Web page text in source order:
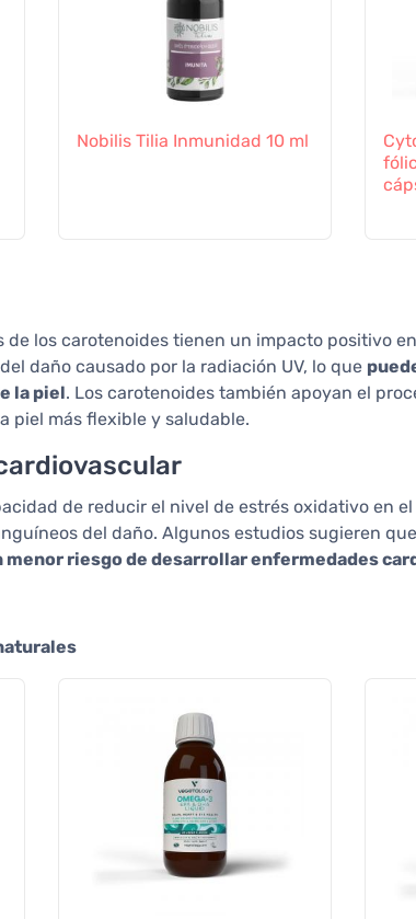
Nobilis Tilia Inmunidad 10 ml
los carotenoides tienen un impacto positivo
daño causado por la radiación UV, lo que
la piel. Los carotenoides también apoyan el
piel más flexible y saludable.
de reducir el nivel de estrés oxidativo en
del daño. Algunos estudios sugieren
menor riesgo de desarrollar enfermedades